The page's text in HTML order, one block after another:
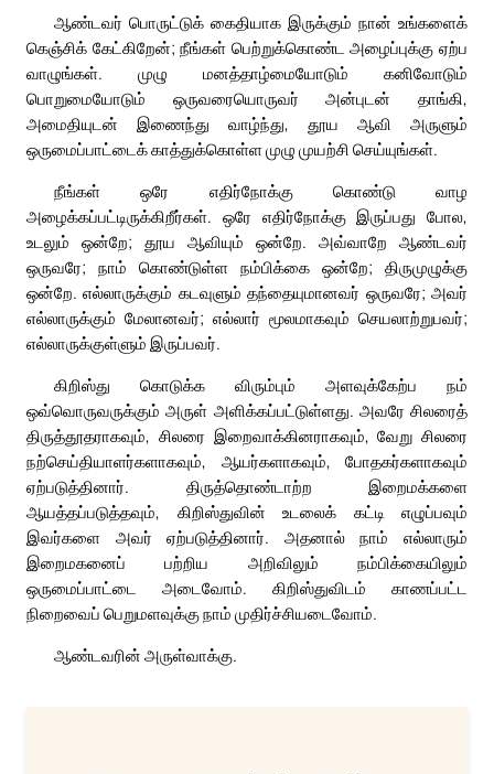
ஆண்டவர் பொருட்டுக் கைதியாக இருக்கும் நான் உங்களைக்
கெஞ்சிக் கேட்கிறேன்; நீங்கள் பெற்றுக்கொண்ட அழைப்புக்கு ஏற்ப
வாழுங்கள். முழு மனத்தாழ்மையோடும் கனிவோடும்
பொறுமையோடும் ஒருவரையொருவர் அன்புடன் தாங்கி,
அமைதியுடன் இணைந்து வாழ்ந்து, தூய ஆவி அருளும்
ஒருமைப்பாட்டைக் காத்துக்கொள்ள முழு முயற்சி செய்யுங்கள்.
நீங்கள் ஒரே எதிர்நோக்கு கொண்டு வாழ
அழைக்கப்பட்டிருக்கிறீர்கள். ஒரே எதிர்நோக்கு இருப்பது போல,
உடலும் ஒன்றே; தூய ஆவியும் ஒன்றே. அவ்வாறே ஆண்டவர்
ஒருவரே; நாம் கொண்டுள்ள நம்பிக்கை ஒன்றே; திருமுழுக்கு
ஒன்றே. எல்லாருக்கும் கடவுளும் தந்தையுமானவர் ஒருவரே; அவர்
எல்லாருக்கும் மேலானவர்; எல்லார் மூலமாகவும் செயலாற்றுபவர்;
எல்லாருக்குள்ளும் இருப்பவர்.
கிறிஸ்து கொடுக்க விரும்பும் அளவுக்கேற்ப நம்
ஒவ்வொருவருக்கும் அருள் அளிக்கப்பட்டுள்ளது. அவரே சிலரைத்
திருத்தூதராகவும், சிலரை இறைவாக்கினராகவும், வேறு சிலரை
நற்செய்தியாளர்களாகவும், ஆயர்களாகவும், போதகர்களாகவும்
ஏற்படுத்தினார். திருத்தொண்டாற்ற இறைமக்களை
ஆயத்தப்படுத்தவும், கிறிஸ்துவின் உடலைக் கட்டி எழுப்பவும்
இவர்களை அவர் ஏற்படுத்தினார். அதனால் நாம் எல்லாரும்
இறைமகனைப் பற்றிய அறிவிலும் நம்பிக்கையிலும்
ஒருமைப்பாட்டை அடைவோம். கிறிஸ்துவிடம் காணப்பட்ட
நிறைவைப் பெறுமளவுக்கு நாம் முதிர்ச்சியடைவோம்.
ஆண்டவரின் அருள்வாக்கு.